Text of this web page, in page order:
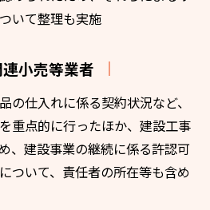
いて整理も実施
連小売等業者
の仕入れに係る契約状況など、
重点的に行ったほか、建設工事
、建設事業の継続に係る許認可
ついて、責任者の所在等も含め